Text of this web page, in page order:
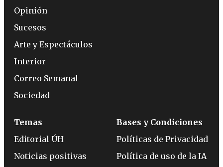
Opinión
Sucesos
Arte y Espectáculos
Interior
Correo Semanal
Sociedad
Temas
Editorial ÚH
Noticias positivas
Bases y Condiciones
Políticas de Privacidad
Política de uso de la IA